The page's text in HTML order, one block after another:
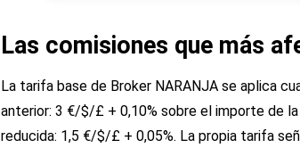
Las comisiones que más
La tarifa base de Broker NARANJA se aplica
anterior: 3 €/$/£ + 0,10% sobre el importe de
reducida: 1,5 €/$/£ + 0,05%. La propia tarifa